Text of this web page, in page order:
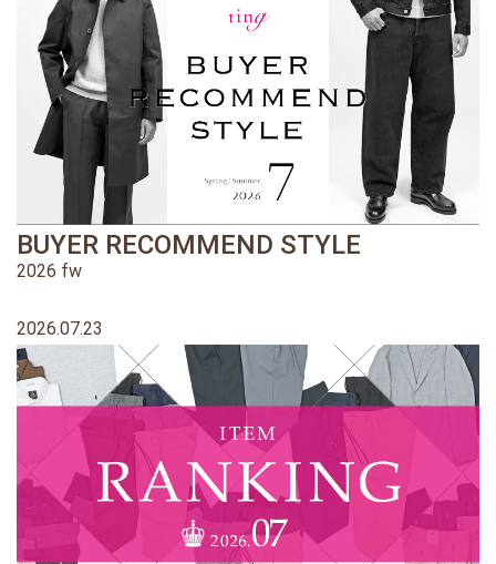
BUYER RECOMMEND STYLE
2026 fw
2026.07.23